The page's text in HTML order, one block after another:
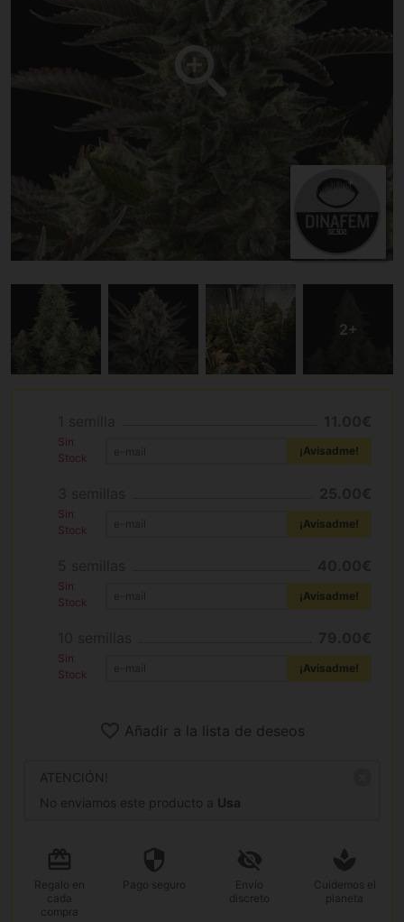
Sin
Stock
¡Avisadme!
Sin
Stock
¡Avisadme!
Sin
Stock
¡Avisadme!
Sin
Stock
¡Avisadme!
Añadir a la lista de deseos
ATENCIÓN!
No enviamos este producto a Usa
Regalo en
cada
compra
Pago seguro
Envío
discreto
Cuidemos el
planeta